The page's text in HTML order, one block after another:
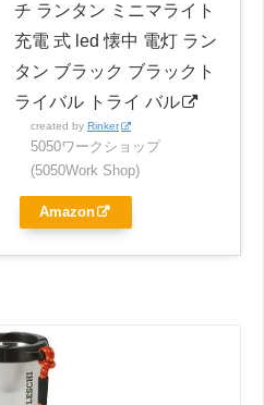
チ ランタン ミニマライト
充電 式 led 懐中 電灯 ラン
タン ブラック ブラックト
ライバル トライ バル
created by Rinker
5050ワークショップ
(5050Work Shop)
Amazon